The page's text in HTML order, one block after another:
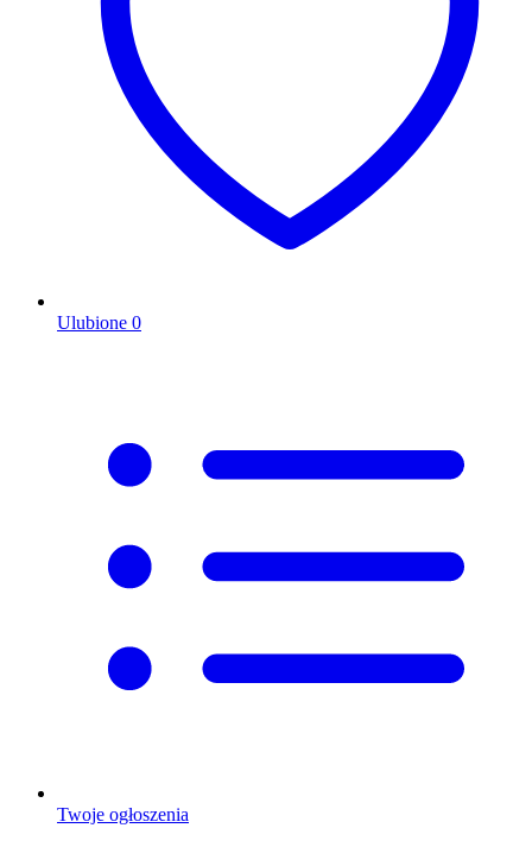
Ulubione 0
Twoje ogłoszenia